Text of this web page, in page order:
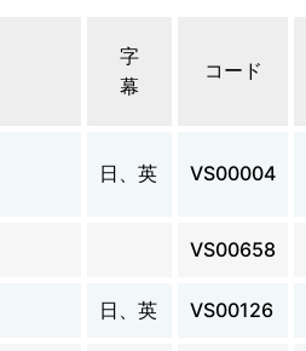
字
幕
コード
日、英 VS00004
VS00658
日、英 VS00126